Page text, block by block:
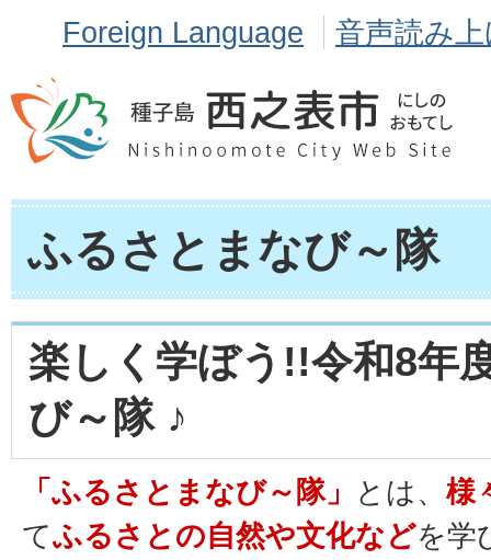
Foreign Language 音声読み
ふるさとまなび～隊
楽しく学ぼう!!令和8年
び～隊 ♪
「ふるさとまなび～隊」 とは、 様
てふるさとの自然や文化などを学